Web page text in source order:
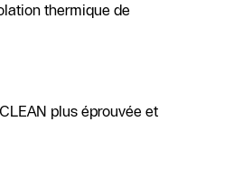
thermique de
plus éprouvée et